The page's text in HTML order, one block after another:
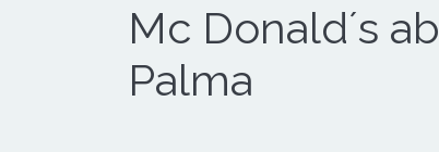
Mc Donald´s
Palma